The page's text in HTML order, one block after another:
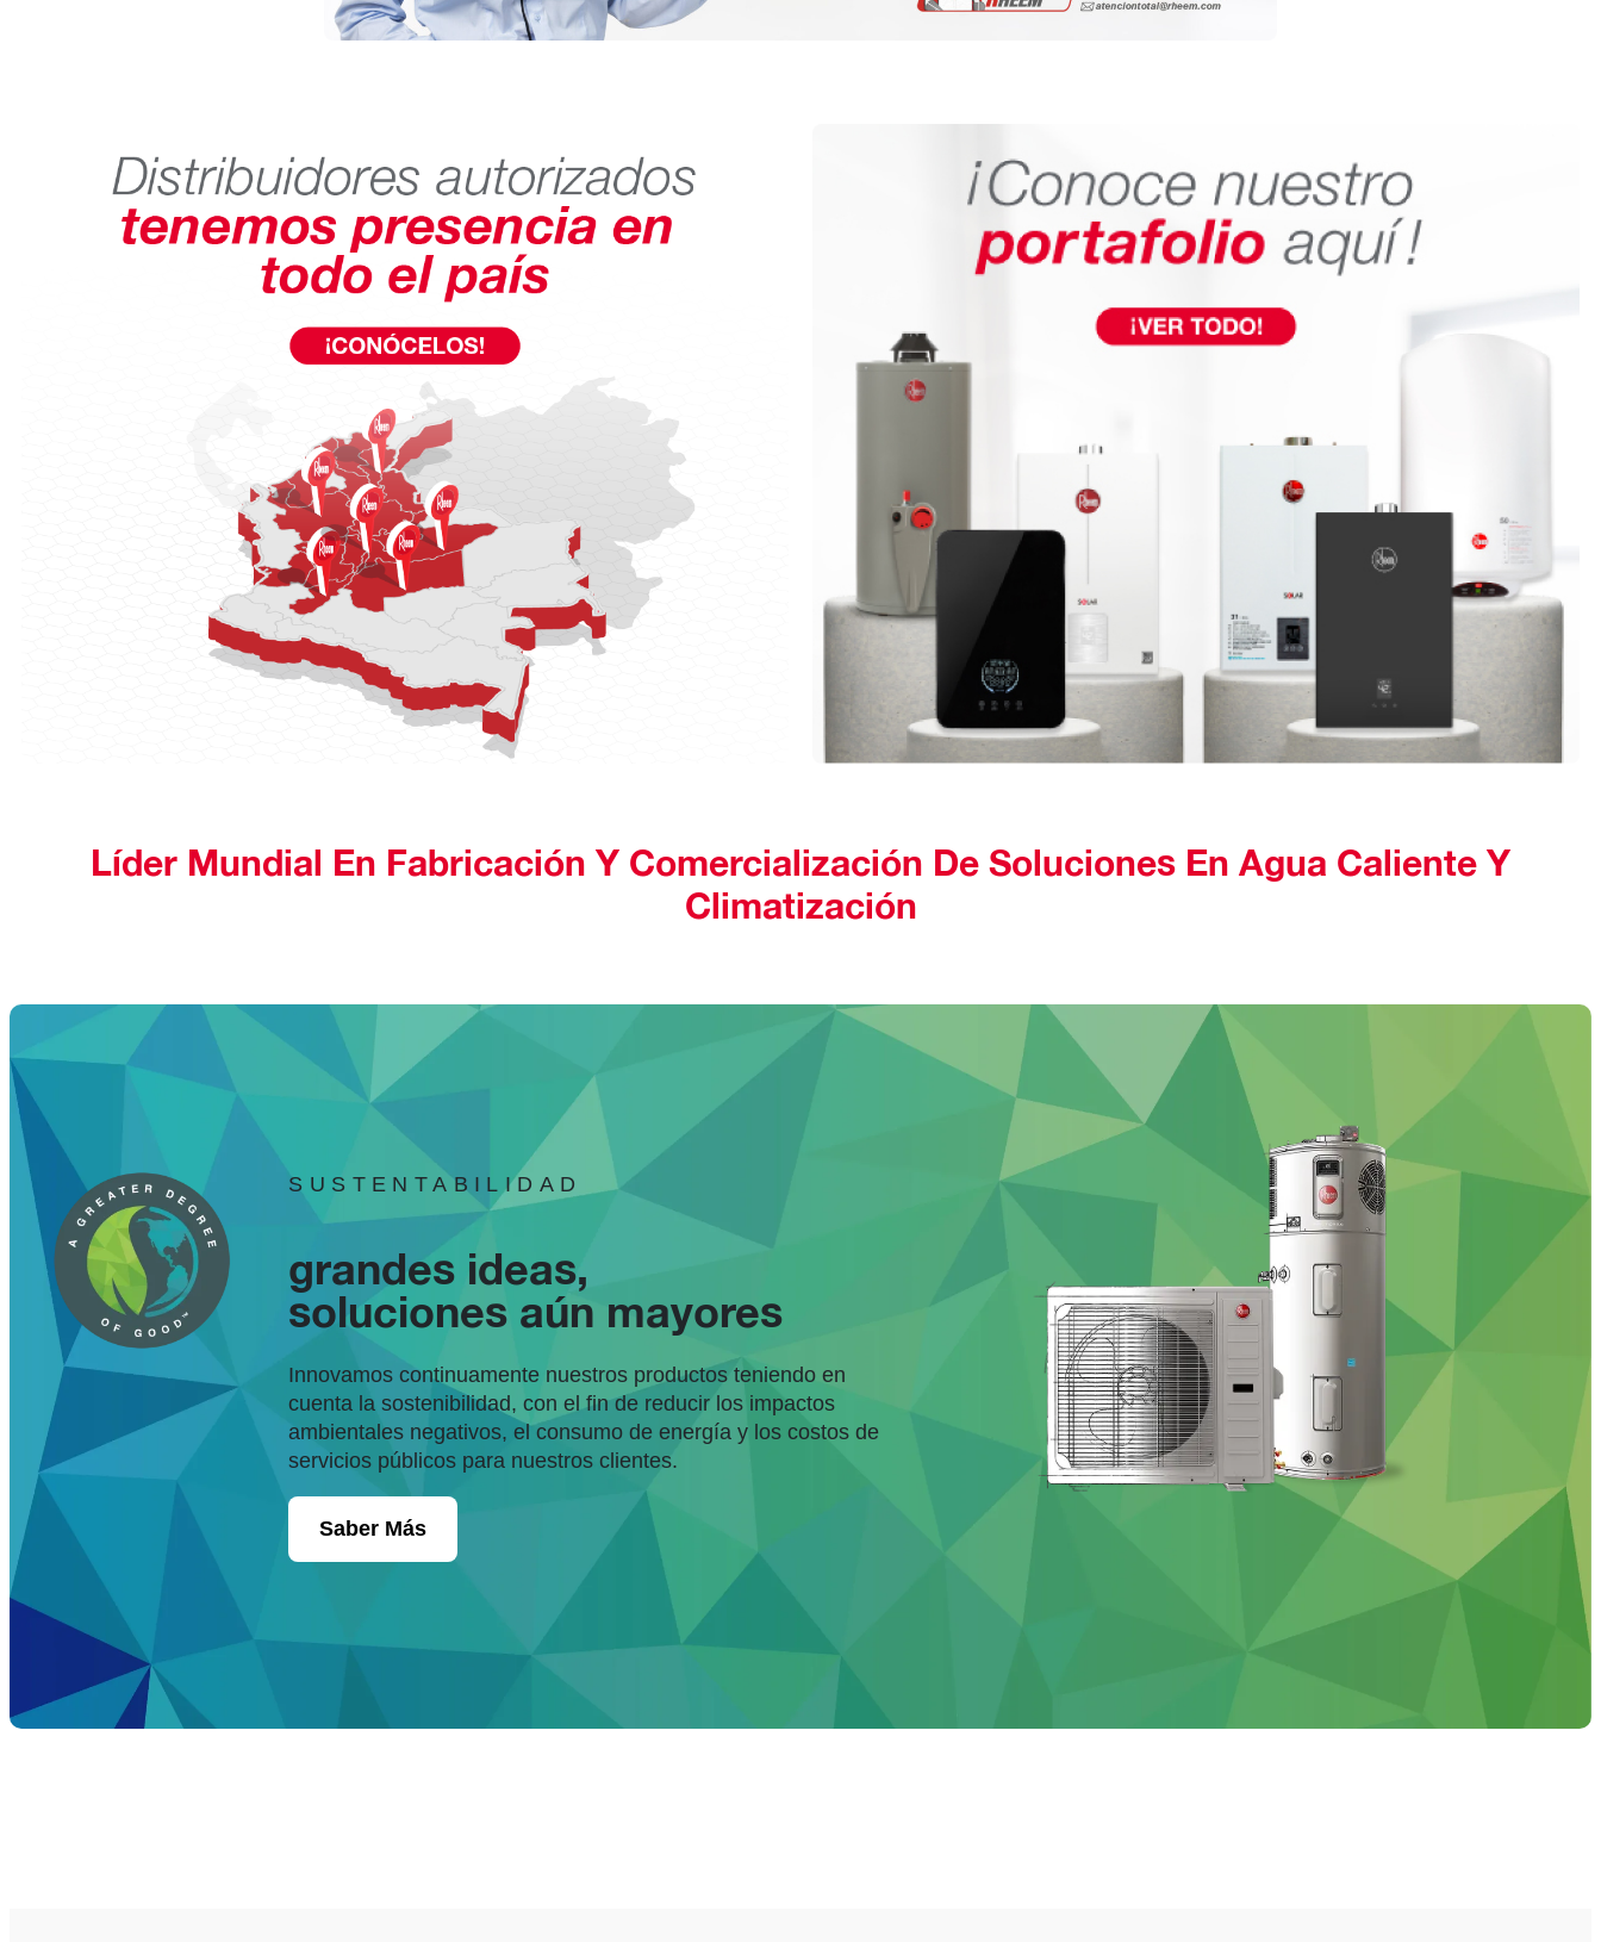
Líder Mundial En Fabricación Y Comercialización De Soluciones En Agua Caliente Y
Climatización
SUSTENTABILIDAD
grandes ideas,
soluciones aún mayores
Innovamos continuamente nuestros productos teniendo en
cuenta la sostenibilidad, con el fin de reducir los impactos
ambientales negativos, el consumo de energía y los costos de
servicios públicos para nuestros clientes.
Saber Más